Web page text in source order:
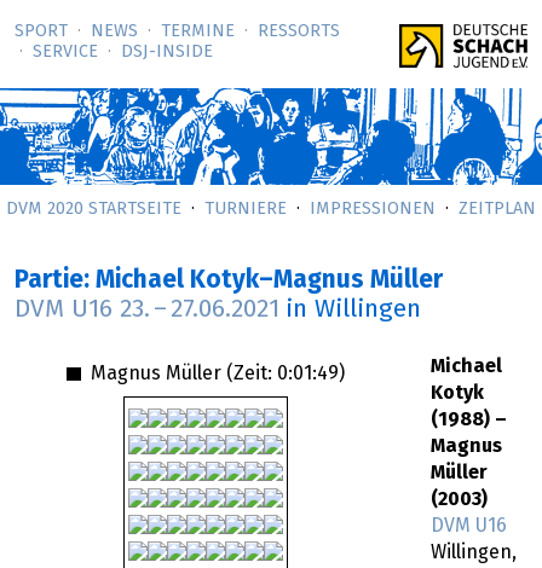
SPORT NEWS TERMINE
RESSORTS
SERVICE
DSJ-­INSIDE
DVM 2020 STARTSEITE TURNIERE IMPRESSIONEN ZEITPLAN
Partie: Michael Kotyk–Magnus Müller
DVM U16 23. – 27.06.2021 in Willingen
Magnus Müller (Zeit: 0:01:49)
Michael
Kotyk
(1988) –
Magnus
Müller
(2003)
DVM U16
Willingen,